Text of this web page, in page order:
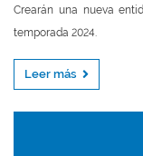
Crearán una nueva
temporada 2024.
Leer más